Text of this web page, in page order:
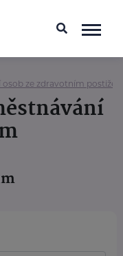
osob ze zdravotním